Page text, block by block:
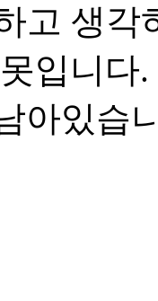
고 생
입니다
아있습